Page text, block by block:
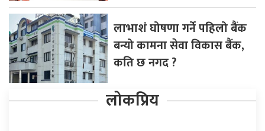
लाभाशं घोषणा गर्ने पहिलो बैंक
बन्यो कामना सेवा विकास बैंक,
कति छ नगद ?
लोकप्रिय